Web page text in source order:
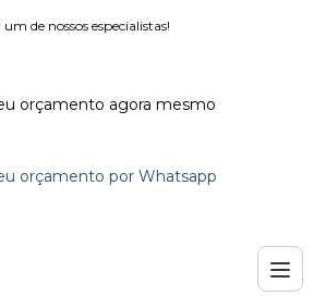
de nossos especialistas!
orçamento agora mesmo
orçamento por Whatsapp